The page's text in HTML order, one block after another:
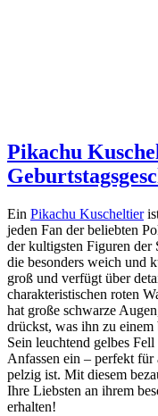
Pikachu
Ein Pikachu Kuscheltier
jeden Fan der beliebten
der kultigsten Figuren der
die besonders weich und
groß und verfügt über
charakteristischen roten
hat große schwarze
drückst, was ihn zu
Sein leuchtend gelbes
Anfassen ein – perfekt
pelzig ist. Mit diesem
Ihre Liebsten an ihrem
erhalten!